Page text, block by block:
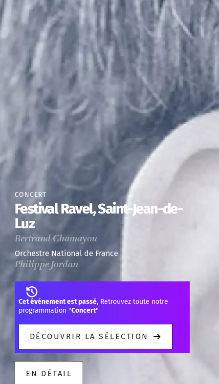
CONCERT
Festival Ravel, Saint-Jean-de-
Luz
Bertrand Chamayou
Orchestre National de France
Philippe Jordan
Cet événement est passé, Retrouvez toute notre
programmation "Concert"
DÉCOUVRIR LA SÉLECTION
EN DÉTAIL